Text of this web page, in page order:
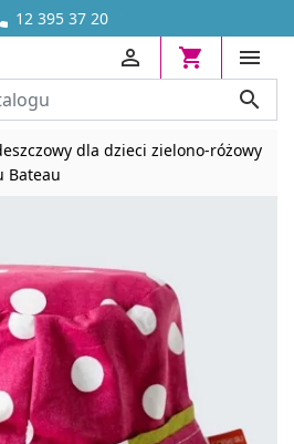
12 395 37 20
OD 13,70 ZŁ




dla dzieci zielono-różowy
Bateau